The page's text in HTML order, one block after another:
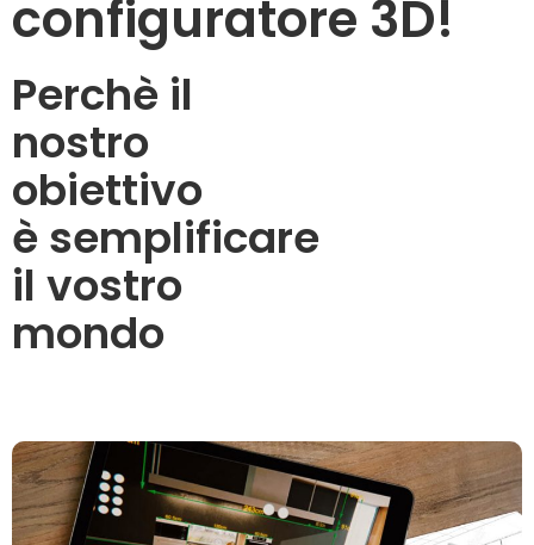
configuratore 3D!
Perchè il
nostro
obiettivo
è semplificare
il vostro
mondo